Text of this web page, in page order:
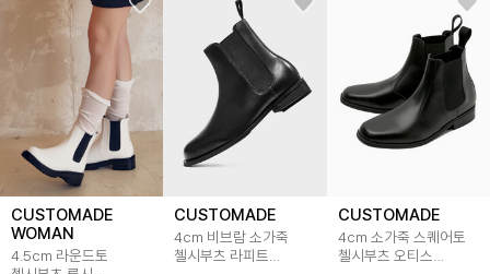
CUSTOMADE
WOMAN
4.5cm 라운드토
CUSTOMADE
4cm 비브람 소가죽
첼시부츠 라피트
CUSTOMADE
4cm 소가죽 스퀘어토
첼시부츠 오티스